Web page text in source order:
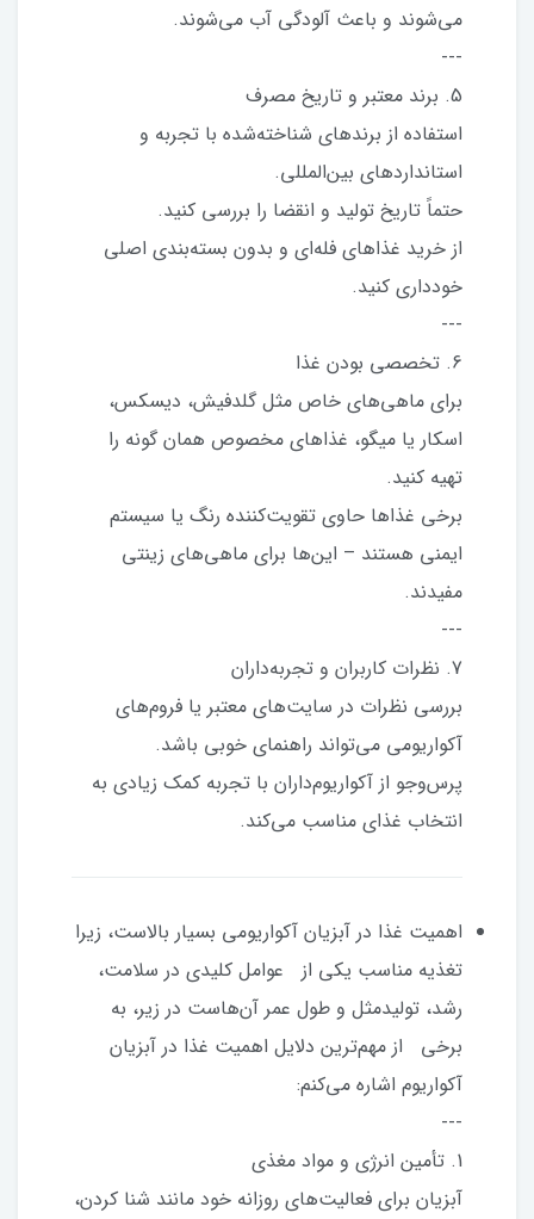
می‌شوند و باعث آلودگی آب می‌شوند.
---
5. برند معتبر و تاریخ مصرف
استفاده از برندهای شناخته‌شده با تجربه و
استانداردهای بین‌المللی.
حتماً تاریخ تولید و انقضا را بررسی کنید.
از خرید غذاهای فله‌ای و بدون بسته‌بندی اصلی
خودداری کنید.
---
6. تخصصی بودن غذا
برای ماهی‌های خاص مثل گلدفیش، دیسکس،
اسکار یا میگو، غذاهای مخصوص همان گونه را
تهیه کنید.
برخی غذاها حاوی تقویت‌کننده رنگ یا سیستم
ایمنی هستند – این‌ها برای ماهی‌های زینتی
مفیدند.
---
7. نظرات کاربران و تجربه‌داران
بررسی نظرات در سایت‌های معتبر یا فروم‌های
آکواریومی می‌تواند راهنمای خوبی باشد.
پرس‌وجو از آکواریوم‌داران با تجربه کمک زیادی به
انتخاب غذای مناسب می‌کند.
اهمیت غذا در آبزیان آکواریومی بسیار بالاست، زیرا
تغذیه مناسب یکی از عوامل کلیدی در سلامت،
رشد، تولیدمثل و طول عمر آن‌هاست در زیر، به
برخی از مهم‌ترین دلایل اهمیت غذا در آبزیان
آکواریوم اشاره می‌کنم:
---
1. تأمین انرژی و مواد مغذی
آبزیان برای فعالیت‌های روزانه خود مانند شنا کردن،